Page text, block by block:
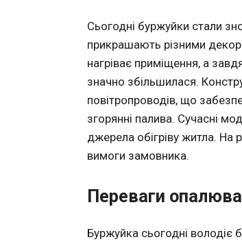
Сьогодні буржуйки стали
прикрашають різними
нагріває приміщення, а
значно збільшилася.
повітропроводів, що
згорянні палива. Сучасні
джерела обігріву житла. На
вимоги замовника.
Переваги
Буржуйка сьогодні